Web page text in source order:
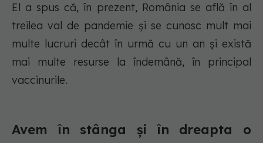
El a spus că, în prezent, România se află în al
treilea val de pandemie şi se cunosc mult mai
multe lucruri decât în urmă cu un an şi există
mai multe resurse la îndemână, în principal
vaccinurile.
Avem în stânga şi în dreapta o